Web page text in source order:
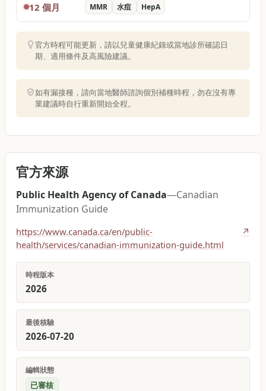
12 個月 MMR 水痘 HepA
官方時程可能更新，請以兒童健康紀錄或當地診所確認日
期、適用條件及高風險建議。
如有漏接種，請向當地醫師諮詢個別補種時程，勿在沒有專
業建議時自行重新開始全程。
官方來源
Public Health Agency of Canada—Canadian
Immunization Guide
https://www.canada.ca/en/public-
health/services/canadian-immunization-guide.html
↗
時程版本
2026
最後核驗
2026-07-20
編輯狀態
已審核